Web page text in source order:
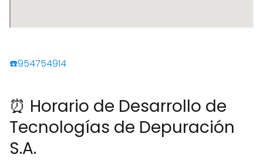
☎️954754914
⏰ Horario de Desarrollo de
Tecnologías de Depuración
S.A.